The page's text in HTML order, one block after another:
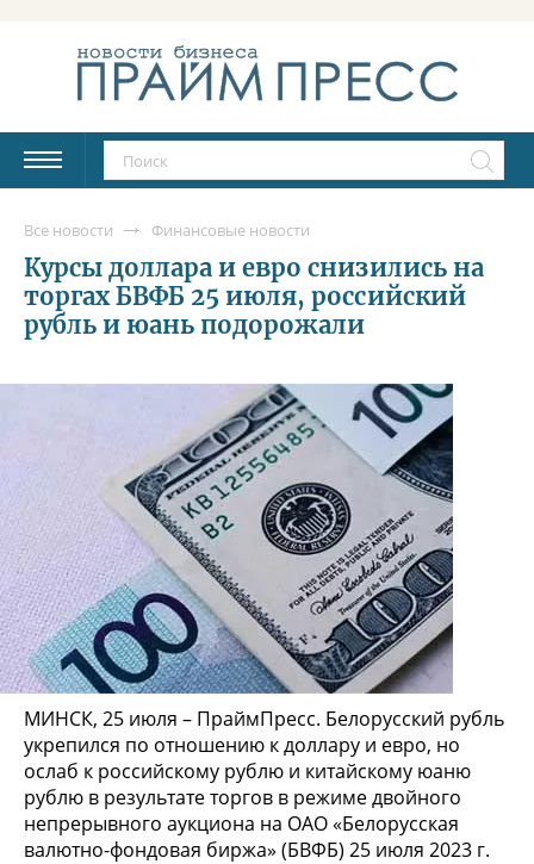
Все новости Финансовые новости
Курсы доллара и евро снизились на
торгах БВФБ 25 июля, российский
рубль и юань подорожали
МИНСК, 25 июля – ПраймПресс. Белорусский рубль
укрепился по отношению к доллару и евро, но
ослаб к российскому рублю и китайскому юаню
рублю в результате торгов в режиме двойного
непрерывного аукциона на ОАО «Белорусская
валютно-фондовая биржа» (БВФБ) 25 июля 2023 г.